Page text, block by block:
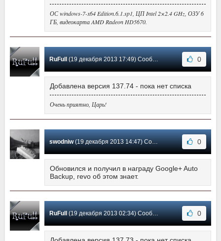
ОС windows-7-x64 Edition.6.1.sp1, ЦП Intel 2×2.4 GHz, ОЗУ 6
ГБ, видеокарта AMD Radeon HD5670.
RuFull (19 декабря 2013 17:49) Сообщение #157 0
Добавлена версия 137.74 - пока нет списка
Очень приятно, Царь!
swodniw(19 декабря 2013 14:47) Сообщение #156 0
Обновился и получил в награду Google+ Auto
Backup, revo об этом знает.
RuFull (19 декабря 2013 02:34) Сообщение #155 0